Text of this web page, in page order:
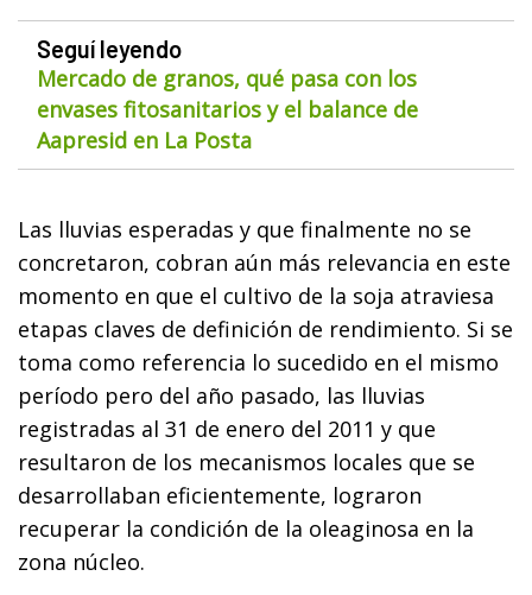
Seguí leyendo
Mercado de granos, qué pasa con los
envases fitosanitarios y el balance de
Aapresid en La Posta
Las lluvias esperadas y que finalmente no se
concretaron, cobran aún más relevancia en este
momento en que el cultivo de la soja atraviesa
etapas claves de definición de rendimiento. Si se
toma como referencia lo sucedido en el mismo
período pero del año pasado, las lluvias
registradas al 31 de enero del 2011 y que
resultaron de los mecanismos locales que se
desarrollaban eficientemente, lograron
recuperar la condición de la oleaginosa en la
zona núcleo.